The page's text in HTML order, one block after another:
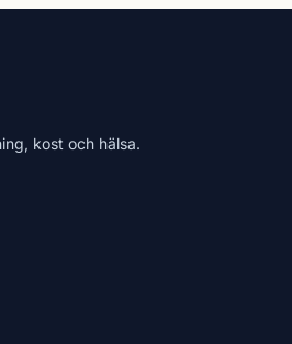
kost och hälsa.